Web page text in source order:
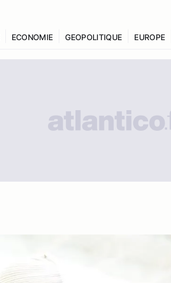
ECONOMIE GEOPOLITIQUE EUROPE